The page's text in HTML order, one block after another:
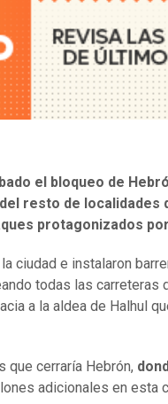
el bloqueo de
resto de localidades
protagonizados
ciudad e instalaron
todas las carreteras
a la aldea de Halhul
que cerraría Hebrón,
adicionales en esta